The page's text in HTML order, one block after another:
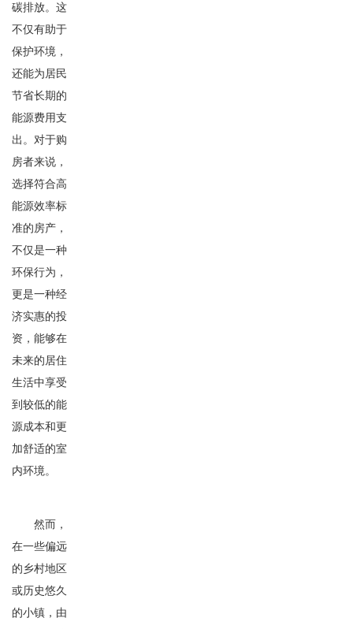
碳排放。这
不仅有助于
保护环境，
还能为居民
节省长期的
能源费用支
出。对于购
房者来说，
选择符合高
能源效率标
准的房产，
不仅是一种
环保行为，
更是一种经
济实惠的投
资，能够在
未来的居住
生活中享受
到较低的能
源成本和更
加舒适的室
内环境。
然而，
在一些偏远
的乡村地区
或历史悠久
的小镇，由